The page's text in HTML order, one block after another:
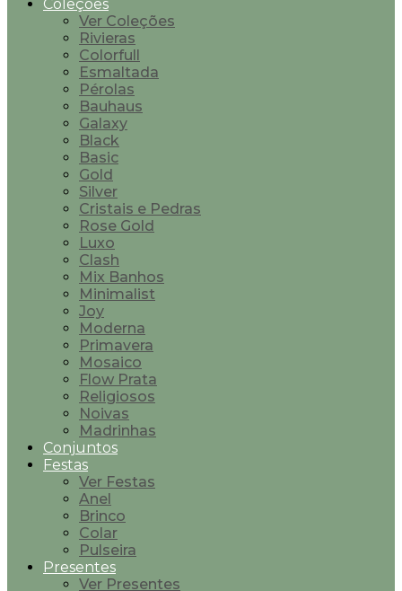
Coleções
Ver Coleções
Rivieras
Colorfull
Esmaltada
Pérolas
Bauhaus
Galaxy
Black
Basic
Gold
Silver
Cristais e Pedras
Rose Gold
Luxo
Clash
Mix Banhos
Minimalist
Joy
Moderna
Primavera
Mosaico
Flow Prata
Religiosos
Noivas
Madrinhas
Conjuntos
Festas
Ver Festas
Anel
Brinco
Colar
Pulseira
Presentes
Ver Presentes